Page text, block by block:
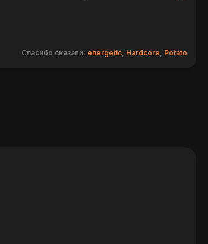
Спасибо сказали: energetic, Hardcore, Potato